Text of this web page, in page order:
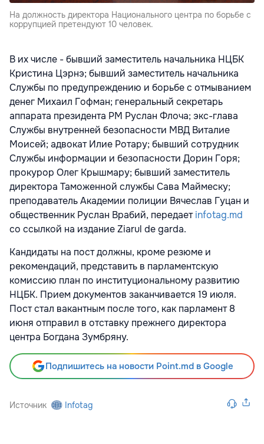
На должность директора Национального центра по борьбе с
коррупцией претендуют 10 человек.
В их числе - бывший заместитель начальника НЦБК
Кристина Цэрнэ; бывший заместитель начальника
Службы по предупреждению и борьбе с отмыванием
денег Михаил Гофман; генеральный секретарь
аппарата президента РМ Руслан Флоча; экс-глава
Службы внутренней безопасности МВД Виталие
Моисей; адвокат Илие Ротару; бывший сотрудник
Службы информации и безопасности Дорин Горя;
прокурор Олег Крышмару; бывший заместитель
директора Таможенной службы Сава Маймеску;
преподаватель Академии полиции Вячеслав Гуцан и
общественник Руслан Врабий, передаетinfotag.md
со ссылкой на издание Ziarul de garda.
Кандидаты на пост должны, кроме резюме и
рекомендаций, представить в парламентскую
комиссию план по институциональному развитию
НЦБК. Прием документов заканчивается 19 июля.
Пост стал вакантным после того, как парламент 8
июня отправил в отставку прежнего директора
центра Богдана Зумбряну.
Подпишитесь на новости Point.md в Google
Источник Infotag